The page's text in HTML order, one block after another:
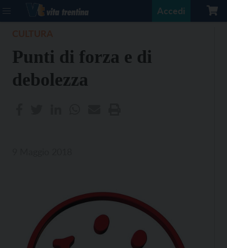
Accedi
Punti di forza e di
debolezza